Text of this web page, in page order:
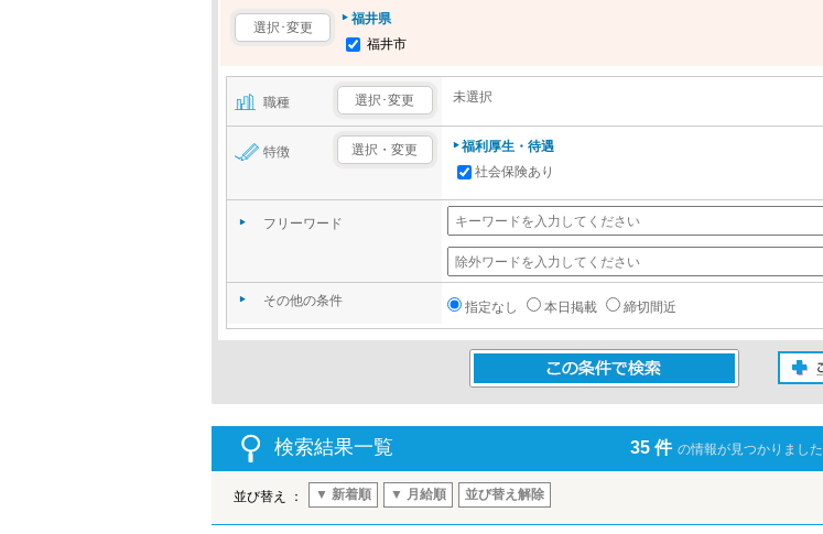
選択･変更
福井県
福井市
職種 選択･変更 未選択
特徴 選択・変更
福利厚生・待遇
社会保険あり
フリーワード
その他の条件 指定なし 本日掲載 締切間近
検索結果一覧 35 件 の情報が見つかりました
並び替え ： ▼ 新着順 ▼ 月給順 並び替え解除